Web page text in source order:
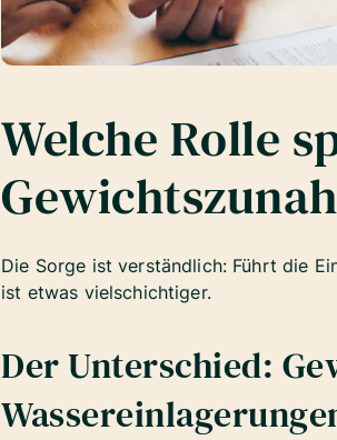
Welche Rolle
Die Sorge ist verständlich: Führt die
ist etwas vielschichtiger.
Der Unterschied: